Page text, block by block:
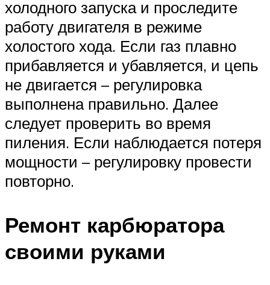
холодного запуска и проследите
работу двигателя в режиме
холостого хода. Если газ плавно
прибавляется и убавляется, и цепь
не двигается – регулировка
выполнена правильно. Далее
следует проверить во время
пиления. Если наблюдается потеря
мощности – регулировку провести
повторно.
Ремонт карбюратора
своими руками